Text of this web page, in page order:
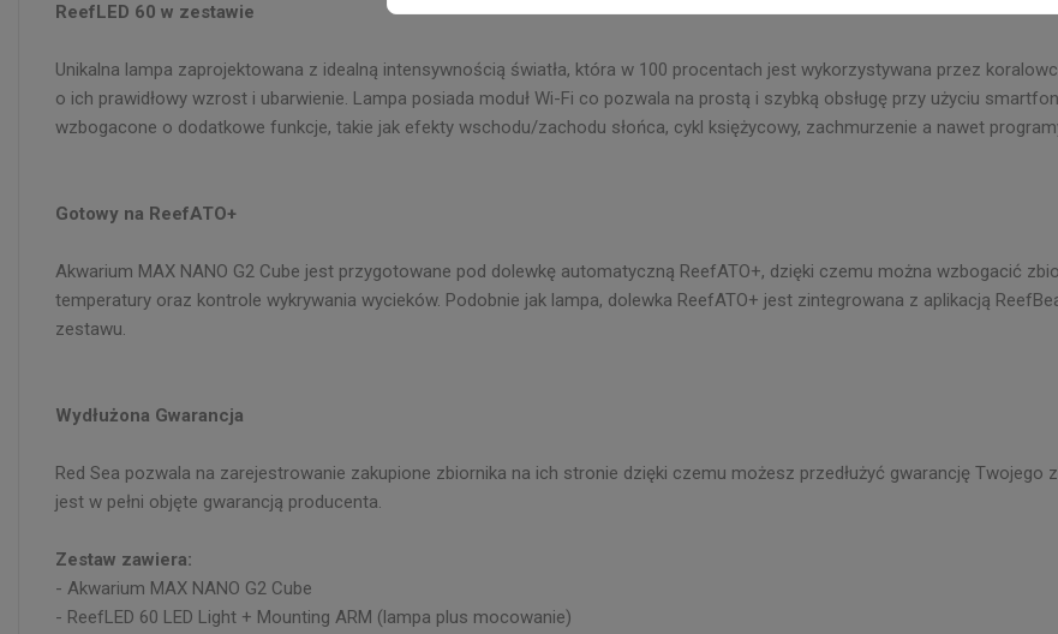
ReefLED 60 w zestawie
Unikalna lampa zaprojektowana z idealną intensywnością światła, która w 100 procentach jest wykorzystywana przez
o ich prawidłowy wzrost i ubarwienie. Lampa posiada moduł Wi-Fi co pozwala na prostą i szybką obsługę przy użyciu
wzbogacone o dodatkowe funkcje, takie jak efekty wschodu/zachodu słońca, cykl księżycowy, zachmurzenie a nawet
Gotowy na ReefATO+
Akwarium MAX NANO G2 Cube jest przygotowane pod dolewkę automatyczną ReefATO+, dzięki czemu można wzbogacić
temperatury oraz kontrole wykrywania wycieków. Podobnie jak lampa, dolewka ReefATO+ jest zintegrowana z aplikacją
zestawu.
Wydłużona Gwarancja
Red Sea pozwala na zarejestrowanie zakupione zbiornika na ich stronie dzięki czemu możesz przedłużyć gwarancję
jest w pełni objęte gwarancją producenta.
Zestaw zawiera:
- Akwarium MAX NANO G2 Cube
- ReefLED 60 LED Light + Mounting ARM (lampa plus mocowanie)